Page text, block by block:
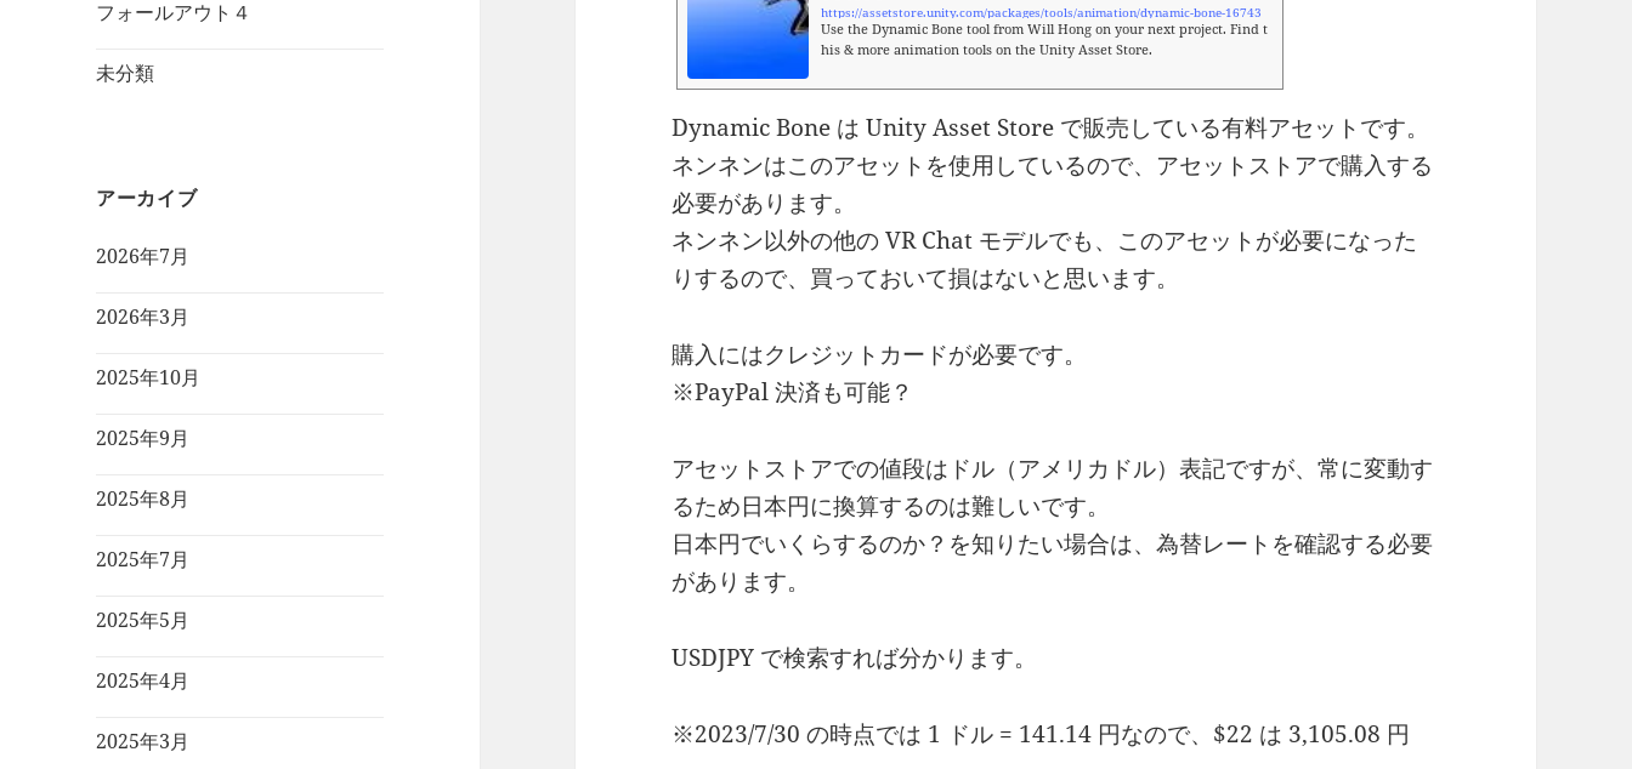
フォールアウト４
未分類
アーカイブ
2026年7月
2026年3月
2025年10月
2025年9月
2025年8月
2025年7月
2025年5月
2025年4月
2025年3月
https://assetstore.unity.com/packages/tools/animation/dynamic-bone-16743
Use the Dynamic Bone tool from Will Hong on your next project. Find t
his & more animation tools on the Unity Asset Store.
Dynamic Bone は Unity Asset Store で販売している有料アセットです。
ネンネンはこのアセットを使用しているので、アセットストアで購入する
必要があります。
ネンネン以外の他の VR Chat モデルでも、このアセットが必要になった
りするので、買っておいて損はないと思います。
購入にはクレジットカードが必要です。
※PayPal 決済も可能？
アセットストアでの値段はドル（アメリカドル）表記ですが、常に変動す
るため日本円に換算するのは難しいです。
日本円でいくらするのか？を知りたい場合は、為替レートを確認する必要
があります。
USDJPY で検索すれば分かります。
※2023/7/30 の時点では 1 ドル = 141.14 円なので、$22 は 3,105.08 円